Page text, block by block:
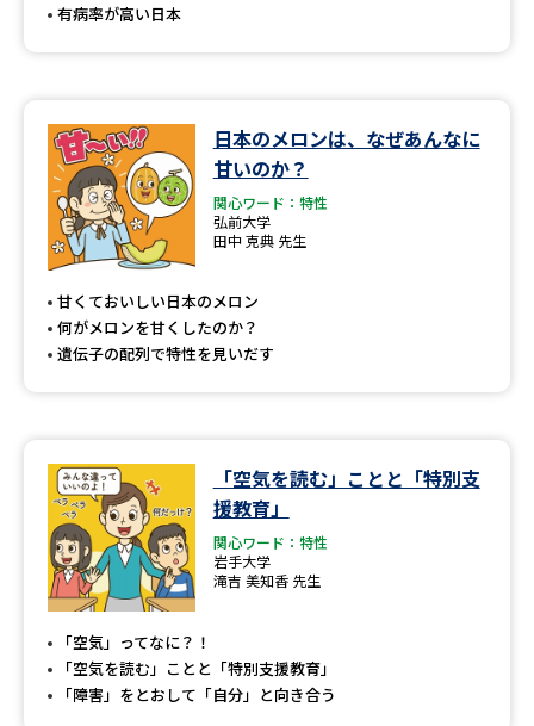
高等学校（情報）教員資格認定
大学研究
大学で学べる内容や特徴を調べる
データサイエンス特集 奨学金・特待生制度特集
デジタルパンフレット
新学年スタート号特集ページ
（高3生用）
SELFBRAND特集ページ
有病率が高い日本
日本のメロンは、なぜあんなに
甘いのか？
関心ワード：特性
弘前大学
田中 克典 先生
甘くておいしい日本のメロン
何がメロンを甘くしたのか？
遺伝子の配列で特性を見いだす
「空気を読む」ことと「特別支
援教育」
関心ワード：特性
岩手大学
滝吉 美知香 先生
「空気」ってなに？！
「空気を読む」ことと「特別支援教育」
「障害」をとおして「自分」と向き合う